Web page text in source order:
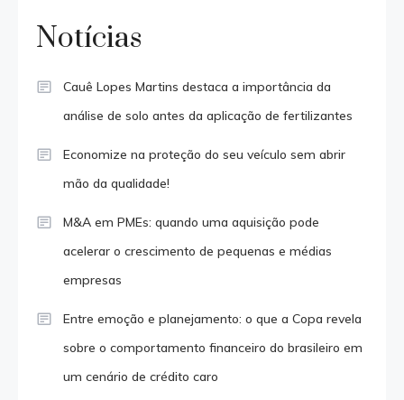
Notícias
Cauê Lopes Martins destaca a importância da
análise de solo antes da aplicação de fertilizantes
Economize na proteção do seu veículo sem abrir
mão da qualidade!
M&A em PMEs: quando uma aquisição pode
acelerar o crescimento de pequenas e médias
empresas
Entre emoção e planejamento: o que a Copa revela
sobre o comportamento financeiro do brasileiro em
um cenário de crédito caro